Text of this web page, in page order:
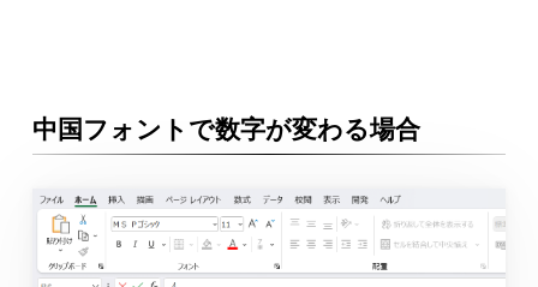
中国フォントで数字が変わる場合